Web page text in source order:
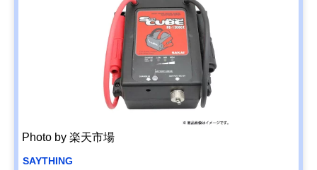
Photo by 楽天市場
SAYTHING